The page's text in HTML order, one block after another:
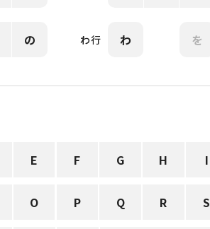
の わ行 わ を
E F G H I
O P Q R S